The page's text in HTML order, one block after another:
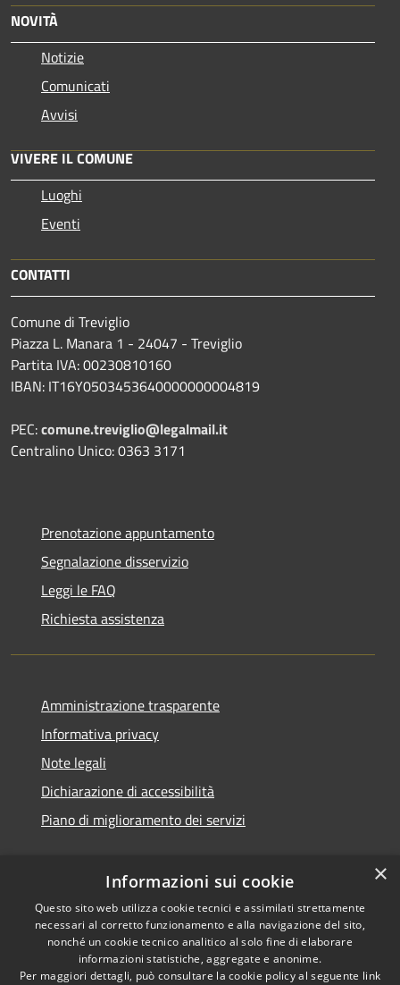
NOVITÀ
Notizie
Comunicati
Avvisi
VIVERE IL COMUNE
Luoghi
Eventi
CONTATTI
Comune di Treviglio
Piazza L. Manara 1 - 24047 - Treviglio
Partita IVA: 00230810160
IBAN: IT16Y0503453640000000004819
PEC:comune.treviglio@legalmail.it
Centralino Unico: 0363 3171
Prenotazione appuntamento
Segnalazione disservizio
Leggi le FAQ
Richiesta assistenza
Amministrazione trasparente
Informativa privacy
Note legali
Dichiarazione di accessibilità
Piano di miglioramento dei servizi
RSS
Accessibilità
Privacy
Cookie
Copyright © 2026 • Comune di
Treviglio • Powered by
Municipium•Accesso
redazione
×
Informazioni sui cookie
Questo sito web utilizza cookie tecnici e assimilati strettamente
necessari al corretto funzionamento e alla navigazione del sito,
nonché un cookie tecnico analitico al solo fine di elaborare
informazioni statistiche, aggregate e anonime.
Per maggiori dettagli, può consultare la cookie policy al seguente link